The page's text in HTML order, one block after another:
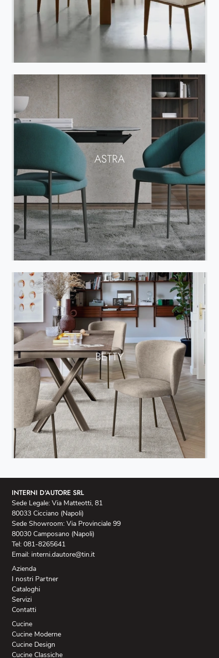
ASTRA
BETTY
INTERNI D'AUTORE SRL
Sede Legale: Via Matteotti, 81
80033 Cicciano (Napoli)
Sede Showroom: Via Provinciale 99
80030 Camposano (Napoli)
Tel: 081-8265641
Email: interni.dautore@tin.it
Azienda
I nostri Partner
Cataloghi
Servizi
Contatti
Cucine
Cucine Moderne
Cucine Design
Cucine Classiche